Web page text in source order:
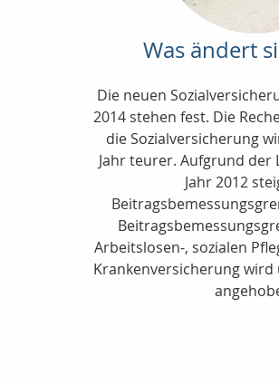
Was ändert
Die neuen
2014 stehen fest. Die
die Sozialversicherung
Jahr teurer. Aufgrund der
Jahr 2012
Arbeitslosen-, sozialen
Krankenversicherung